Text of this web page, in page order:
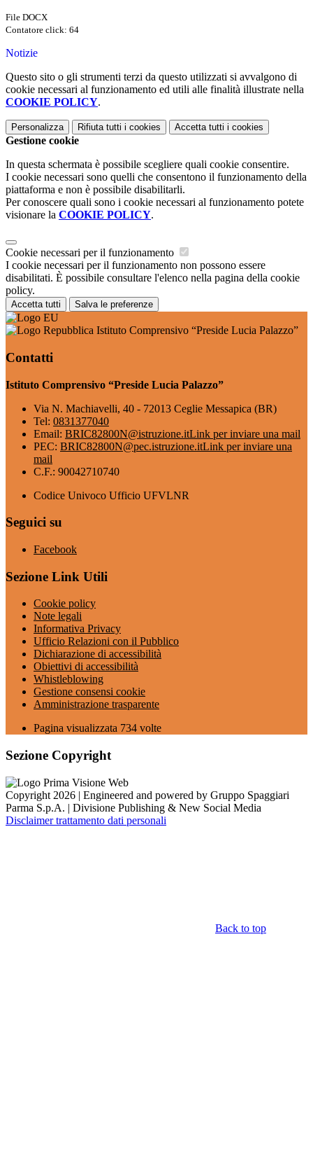
File DOCX
Contatore click: 64
Notizie
Questo sito o gli strumenti terzi da questo utilizzati si avvalgono di
cookie necessari al funzionamento ed utili alle finalità illustrate nella
COOKIE POLICY.
Personalizza Rifiuta tutti i cookies Accetta tutti i cookies
Gestione cookie
In questa schermata è possibile scegliere quali cookie consentire.
I cookie necessari sono quelli che consentono il funzionamento della
piattaforma e non è possibile disabilitarli.
Per conoscere quali sono i cookie necessari al funzionamento potete
visionare la COOKIE POLICY.
Cookie necessari per il funzionamento
I cookie necessari per il funzionamento non possono essere
disabilitati. È possibile consultare l'elenco nella pagina della cookie
policy.
Accetta tutti Salva le preferenze
Istituto Comprensivo “Preside Lucia Palazzo”
Contatti
Istituto Comprensivo “Preside Lucia Palazzo”
Via N. Machiavelli, 40 - 72013 Ceglie Messapica (BR)
Tel: 0831377040
Email: BRIC82800N@istruzione.itLink per inviare una mail
PEC: BRIC82800N@pec.istruzione.itLink per inviare una
mail
C.F.: 90042710740
Codice Univoco Ufficio UFVLNR
Seguici su
Facebook
Sezione Link Utili
Cookie policy
Note legali
Informativa Privacy
Ufficio Relazioni con il Pubblico
Dichiarazione di accessibilità
Obiettivi di accessibilità
Whistleblowing
Gestione consensi cookie
Amministrazione trasparente
Pagina visualizzata 734 volte
Sezione Copyright
Copyright 2026 | Engineered and powered by Gruppo Spaggiari
Parma S.p.A. | Divisione Publishing & New Social Media
Disclaimer trattamento dati personali
Back to top